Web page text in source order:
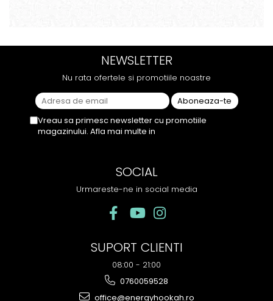
sesiunii. Chiar dacă nu
conține tutun, senzația este la
camera de tutun sau tigara.
NEWSLETTER
Nu rata ofertele si promotiile noastre
Vreau sa primesc newsletter cu promotiile
magazinului. Afla mai multe in
SOCIAL
Urmareste-ne in social media
SUPORT CLIENTI
08:00 - 21:00
0760059528
office@energyhookah.ro